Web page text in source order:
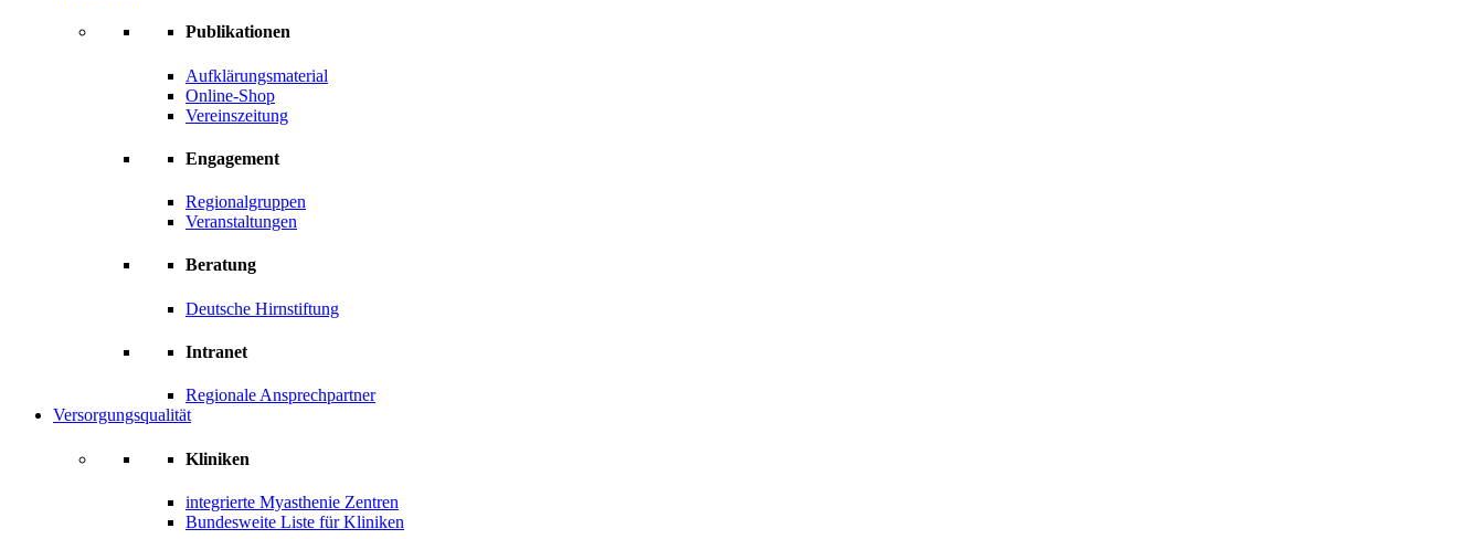
Publikationen
Aufklärungsmaterial
Online-Shop
Vereinszeitung
Engagement
Regionalgruppen
Veranstaltungen
Beratung
Deutsche Hirnstiftung
Intranet
Regionale Ansprechpartner
Versorgungsqualität
Kliniken
integrierte Myasthenie Zentren
Bundesweite Liste für Kliniken